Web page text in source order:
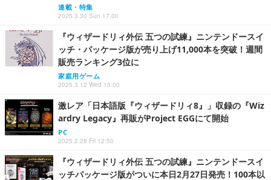
連載・特集
2025.3.30 Sun 17:00
『ウィザードリィ外伝 五つの試練』ニンテンドースイ
ッチ・パッケージ版が売り上げ11,000本を突破！週間
販売ランキング3位に
家庭用ゲーム
2025.3.12 Wed 15:00
激レア「日本語版『ウィザードリィ8』」収録の『Wiz
ardry Legacy』再販がProject EGGにて開始
PC
2025.2.28 Fri 12:50
『ウィザードリィ外伝 五つの試練』ニンテンドースイ
ッチパッケージ版がついに本日2月27日発売！100本以